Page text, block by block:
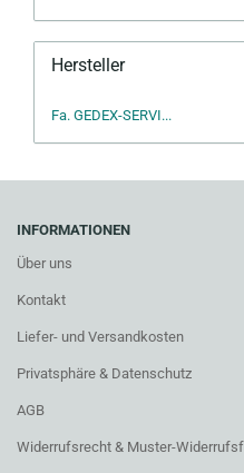
Hersteller
Fa. GEDEX-SERVI...
INFORMATIONEN
Über uns
Kontakt
Liefer- und Versandkosten
Privatsphäre & Datenschutz
AGB
Widerrufsrecht & Muster-